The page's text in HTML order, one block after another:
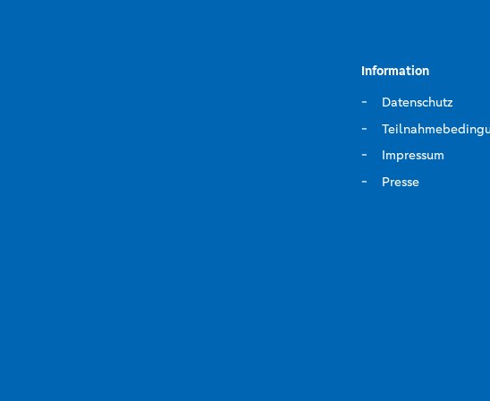
Information
Datenschutz
Impressum
Presse